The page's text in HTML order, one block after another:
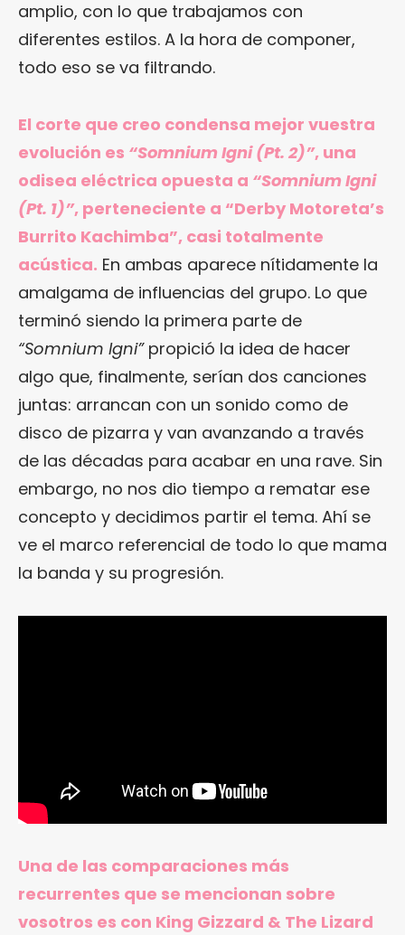
amplio, con lo que trabajamos con
diferentes estilos. A la hora de componer,
todo eso se va filtrando.
El corte que creo condensa mejor vuestra
evolución es “Somnium Igni (Pt. 2)”, una
odisea eléctrica opuesta a “Somnium Igni
(Pt. 1)”, perteneciente a “Derby Motoreta’s
Burrito Kachimba”, casi totalmente
acústica. En ambas aparece nítidamente la
amalgama de influencias del grupo. Lo que
terminó siendo la primera parte de
“Somnium Igni”propició la idea de hacer
algo que, finalmente, serían dos canciones
juntas: arrancan con un sonido como de
disco de pizarra y van avanzando a través
de las décadas para acabar en una rave. Sin
embargo, no nos dio tiempo a rematar ese
concepto y decidimos partir el tema. Ahí se
ve el marco referencial de todo lo que mama
la banda y su progresión.
Una de las comparaciones más
recurrentes que se mencionan sobre
vosotros es con King Gizzard & The Lizard